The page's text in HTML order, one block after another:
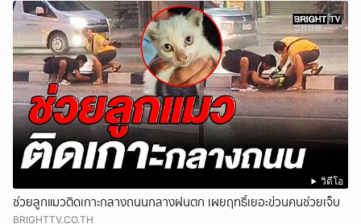
วิดีโอ
ช่วยลูกแมวติดเกาะกลางถนนกลางฝนตก เผยฤทธิ์เยอะข่วนคนช่วยเจ็บ
BRIGHTTV.CO.TH